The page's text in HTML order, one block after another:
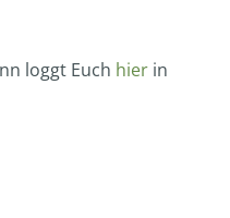
loggt Euch hier in